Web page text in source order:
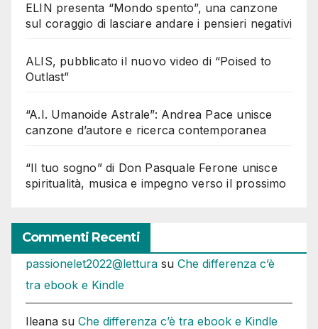
ELIN presenta “Mondo spento”, una canzone
sul coraggio di lasciare andare i pensieri negativi
ALIS, pubblicato il nuovo video di “Poised to
Outlast”
“A.I. Umanoide Astrale”: Andrea Pace unisce
canzone d’autore e ricerca contemporanea
“Il tuo sogno” di Don Pasquale Ferone unisce
spiritualità, musica e impegno verso il prossimo
Commenti Recenti
passionelet2022@lettura su Che differenza c’è
tra ebook e Kindle
Ileana su Che differenza c’è tra ebook e Kindle